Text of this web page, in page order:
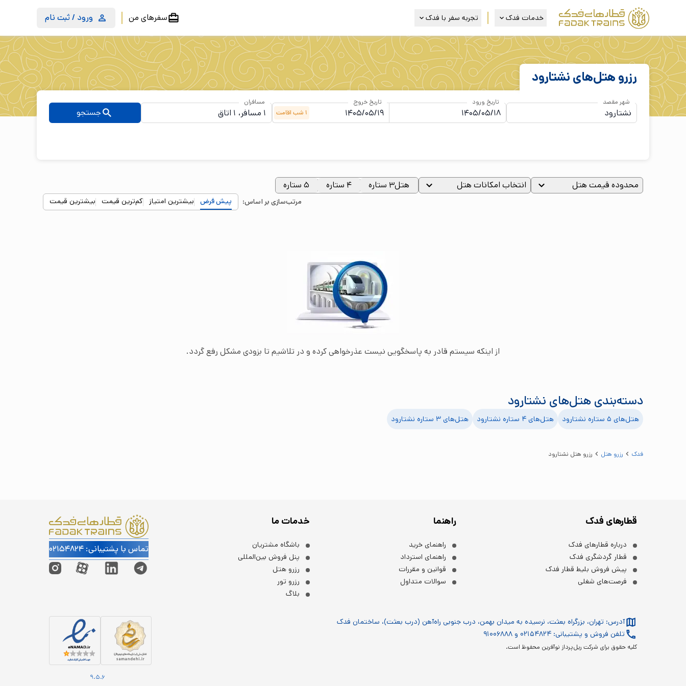
خدمات فدک تجربه سفر با فدک سفرهای من ورود / ثبت نام
رزرو هتل‌های نشتارود
شهر مقصد
تاریخ ورود
1 شب اقامت
تاریخ خروج مسافران
جستجو
محدوده قیمت هتل انتخاب امکانات هتل هتل۳ ستاره ۴ ستاره ۵ ستاره
مرتب‌سازی بر اساس: پیش فرض بیشترین امتیاز کم‌ترین قیمت بیشترین قیمت
از اینکه سیستم قادر به پاسخگویی نیست عذرخواهی کرده و در تلاشیم تا بزودی مشکل رفع گردد.
دسته‌بندی هتل‌های نشتارود
هتل‌های ۵ ستاره نشتارود هتل‌های ۴ ستاره نشتارود هتل‌های ۳ ستاره نشتارود
فدک رزرو هتل رزرو هتل نشتارود
قطارهای فدک
درباره قطارهای فدک
قطار گردشگری فدک
پیش فروش بلیط قطار فدک
فرصت‌های شغلی
راهنما
راهنمای خرید
راهنمای استرداد
قوانین و مقررات
سوالات متداول
خدمات ما
باشگاه مشتریان
پنل فروش بین‌المللی
رزرو هتل
رزرو تور
بلاگ
تماس با پشتیبانی: ۰۲۱۵۴۸۲۴
آدرس: تهران، بزرگراه بعثت، نرسیده به میدان بهمن، درب جنوبی راه‌آهن (درب بعثت)، ساختمان فدک
تلفن فروش و پشتیبانی: ۰۲۱۵۴۸۲۴ و ۹۱۰۰۶۸۸۸
کلیه حقوق برای شرکت ریل‌پرداز نوآفرین محفوظ است.
9.5.6